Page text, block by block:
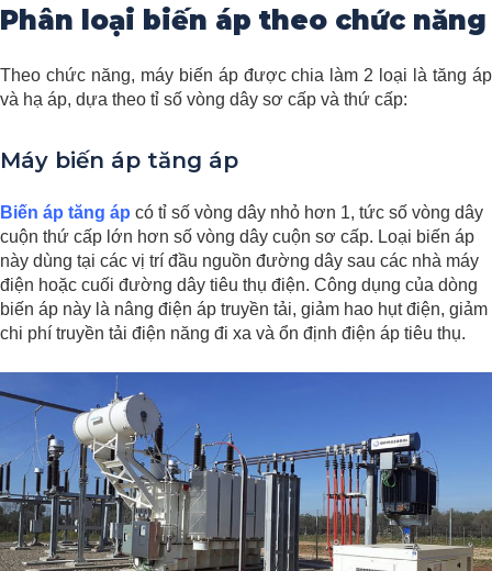
Phân loại biến áp theo chức năng
Theo chức năng, máy biến áp được chia làm 2 loại là tăng áp
và hạ áp, dựa theo tỉ số vòng dây sơ cấp và thứ cấp:
Máy biến áp tăng áp
Biến áp tăng áp có tỉ số vòng dây nhỏ hơn 1, tức số vòng dây
cuộn thứ cấp lớn hơn số vòng dây cuộn sơ cấp. Loại biến áp
này dùng tại các vị trí đầu nguồn đường dây sau các nhà máy
điện hoặc cuối đường dây tiêu thụ điện. Công dụng của dòng
biến áp này là nâng điện áp truyền tải, giảm hao hụt điện, giảm
chi phí truyền tải điện năng đi xa và ổn định điện áp tiêu thụ.